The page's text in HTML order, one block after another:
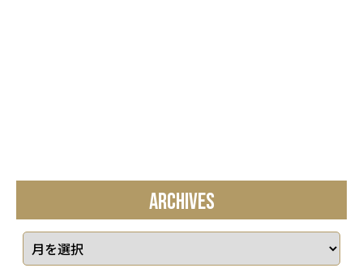
ARCHIVES